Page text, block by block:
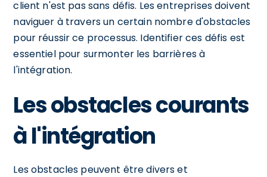
client n'est pas sans défis. Les entreprises doivent
naviguer à travers un certain nombre d'obstacles
pour réussir ce processus. Identifier ces défis est
essentiel pour surmonter les barrières à
l'intégration.
Les obstacles courants
à l'intégration
Les obstacles peuvent être divers et